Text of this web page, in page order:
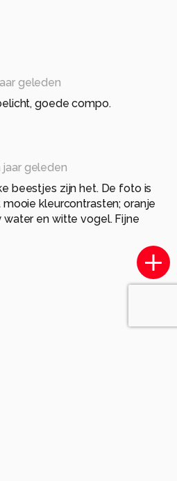
geleden
goede compo.
jaar geleden
beestjes zijn het. De foto is
kleurcontrasten; oranje
en witte vogel. Fijne